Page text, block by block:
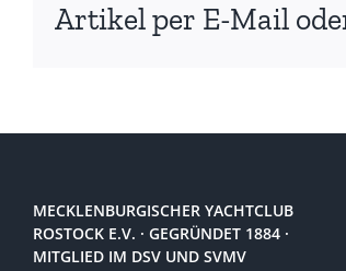
Artikel per E-Mail
MECKLENBURGISCHER YACHTCLUB
ROSTOCK E.V. · GEGRÜNDET 1884 ·
MITGLIED IM DSV UND SVMV